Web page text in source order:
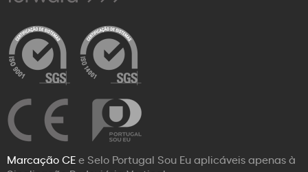
Marcação CEe Selo Portugal Sou Eu aplicáveis apenas à